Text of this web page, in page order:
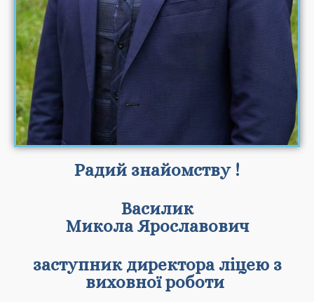
Радий знайомству !
Василик
Микола Ярославович
заступник директора ліцею з
виховної роботи